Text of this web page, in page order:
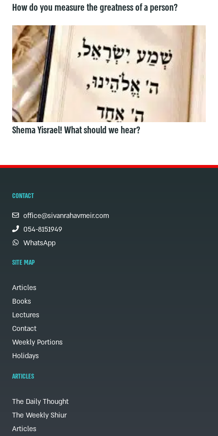
How do you measure the greatness of a person?
Shema Yisrael! What should we hear?
CONTACT
office@sivanrahavmeir.com
054-8151949
WhatsApp
SITE MAP
Articles
Books
Lectures
Contact
Weekly Portions
Holidays
ARTICLES
The Daily Thought
The Weekly Shiur
Articles